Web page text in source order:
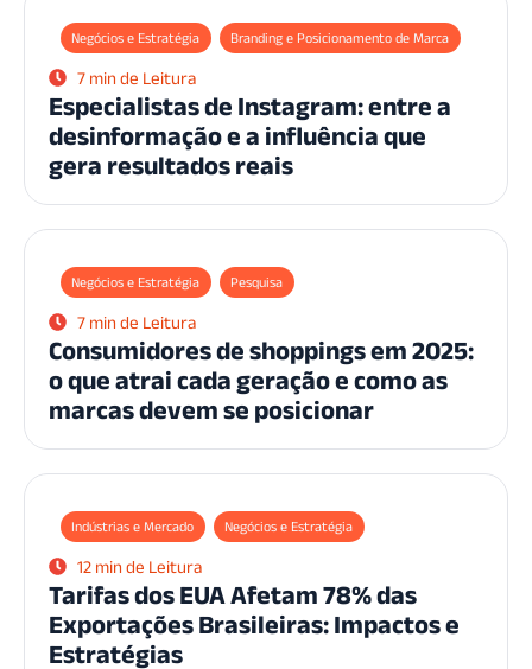
Negócios e Estratégia Branding e Posicionamento de Marca
7 min de Leitura
Especialistas de Instagram: entre a
desinformação e a influência que
gera resultados reais
Negócios e Estratégia Pesquisa
7 min de Leitura
Consumidores de shoppings em 2025:
o que atrai cada geração e como as
marcas devem se posicionar
Indústrias e Mercado Negócios e Estratégia
12 min de Leitura
Tarifas dos EUA Afetam 78% das
Exportações Brasileiras: Impactos e
Estratégias